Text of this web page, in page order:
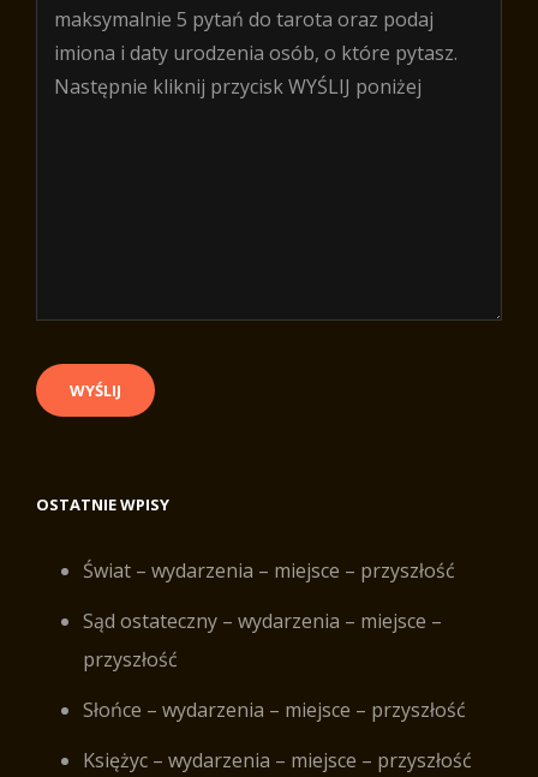
OSTATNIE WPISY
Świat – wydarzenia – miejsce – przyszłość
Sąd ostateczny – wydarzenia – miejsce –
przyszłość
Słońce – wydarzenia – miejsce – przyszłość
Księżyc – wydarzenia – miejsce – przyszłość